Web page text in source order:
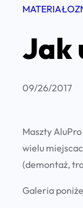
Jak
09/26/2017
Maszty
wielu
(demontaż,
Galeria